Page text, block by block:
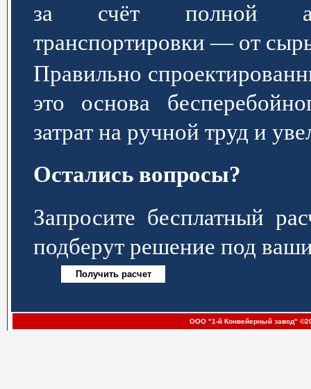
за счёт полной
транспортировки — от
Правильно
это основа
затрат на ручной труд и
Остались вопросы?
Запросите бесплатный
подберут решение под
ООО "1-й Конвейерный завод"